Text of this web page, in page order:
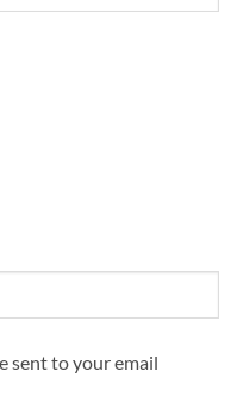
sent to your email